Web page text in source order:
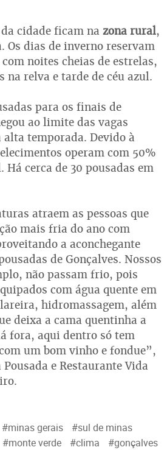
cidade ficam na zona rural,
Os dias de inverno reservam
noites cheias de estrelas,
na relva e tarde de céu azul.
para os finais de
ao limite das vagas
temporada. Devido à
operam com 50%
Há cerca de 30 pousadas em
atraem as pessoas que
mais fria do ano com
a aconchegante
de Gonçalves. Nossos
não passam frio, pois
com água quente em
hidromassagem, além
deixa a cama quentinha a
fora, aqui dentro só tem
um bom vinho e fondue”,
e Restaurante Vida
#minas gerais
#sul de minas
#monte verde #clima #gonçalves